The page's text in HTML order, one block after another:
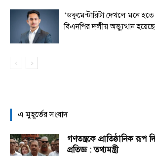
‘ডকুমেন্টারিটা দেখলে মনে
বিএনপির দলীয় অভ্যুত্থান
এ মুহূর্তের সংবাদ
গণতন্ত্রকে প্রাতিষ্ঠানিক
প্রতিজ্ঞ : তথ্যমন্ত্রী